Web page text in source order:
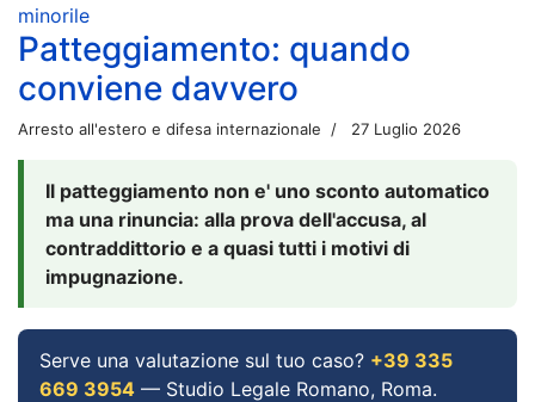
minorile
Patteggiamento: quando
conviene davvero
Arresto all'estero e difesa internazionale 27 Luglio 2026
Il patteggiamento non e' uno sconto automatico
ma una rinuncia: alla prova dell'accusa, al
contraddittorio e a quasi tutti i motivi di
impugnazione.
Serve una valutazione sul tuo caso? +39 335
669 3954 — Studio Legale Romano, Roma.